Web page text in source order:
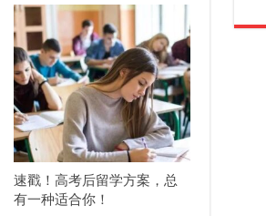
速戳！高考后留学方案，总
有一种适合你！